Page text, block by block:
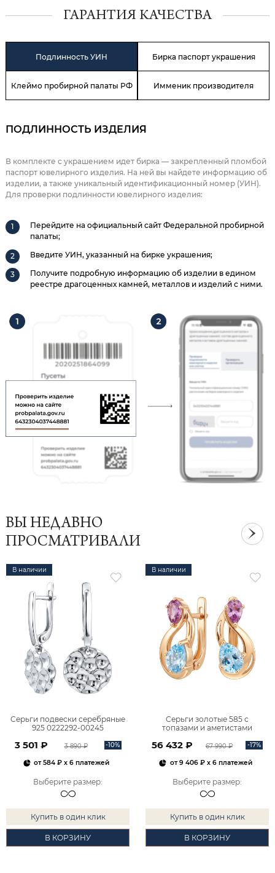
ГАРАНТИЯ КАЧЕСТВА
Подлинность УИН Бирка паспорт украшения
Клеймо пробирной палаты РФ Имменик производителя
ПОДЛИННОСТЬ ИЗДЕЛИЯ
В комплекте с украшением идет бирка — закрепленный пломбой
паспорт ювелирного изделия. На ней вы найдете информацию об
изделии, а также уникальный идентификационный номер (УИН).
Для проверки подлинности ювелирного изделия:
Перейдите на официальный сайт Федеральной пробирной
палаты;
Введите УИН, указанный на бирке украшения;
Получите подробную информацию об изделии в едином
реестре драгоценных камней, металлов и изделий с ними.
ВЫ НЕДАВНО
ПРОСМАТРИВАЛИ
В наличии
Серьги подвески серебряные
925 0222292-00245
3 501 ₽ 3 890 ₽ -10%
от584 ₽ x 6 платежей
Выберите размер:
Купить в один клик
В КОРЗИНУ
В наличии
Серьги золотые 585 с
топазами и аметистами
56 432 ₽ 67 990 ₽ -17%
от9 406 ₽x 6 платежей
Выберите размер:
Купить в один клик
В КОРЗИНУ